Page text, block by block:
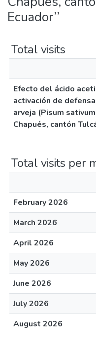
Ecuador’’
Total visits
Efecto del ácido
activación de
arveja (Pisum
Chapués, cantón
Total visits per
February 2026
March 2026
April 2026
May 2026
June 2026
July 2026
August 2026